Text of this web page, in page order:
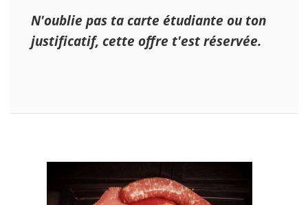
N'oublie pas ta carte étudiante ou ton
justificatif, cette offre t'est réservée.